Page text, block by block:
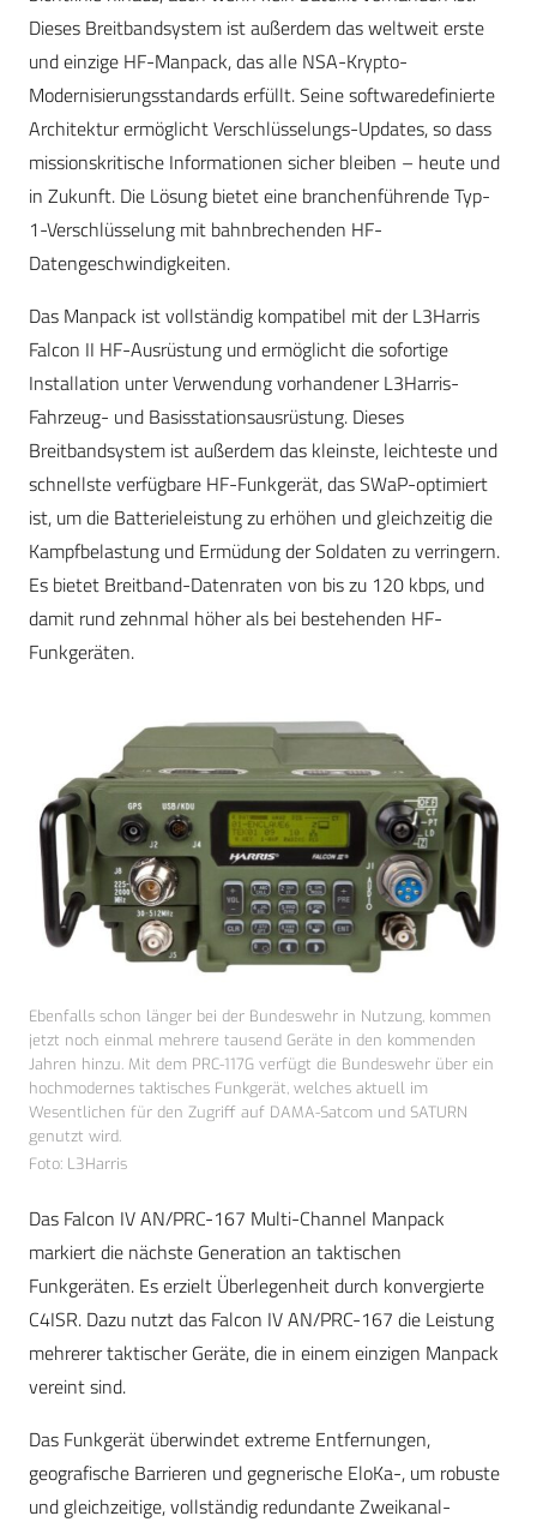
Dieses Breitbandsystem ist außerdem das weltweit erste
und einzige HF-Manpack, das alle NSA-Krypto-
Modernisierungsstandards erfüllt. Seine softwaredefinierte
Architektur ermöglicht Verschlüsselungs-Updates, so dass
missionskritische Informationen sicher bleiben – heute und
in Zukunft. Die Lösung bietet eine branchenführende Typ-
1-Verschlüsselung mit bahnbrechenden HF-
Datengeschwindigkeiten.
Das Manpack ist vollständig kompatibel mit der L3Harris
Falcon II HF-Ausrüstung und ermöglicht die sofortige
Installation unter Verwendung vorhandener L3Harris-
Fahrzeug- und Basisstationsausrüstung. Dieses
Breitbandsystem ist außerdem das kleinste, leichteste und
schnellste verfügbare HF-Funkgerät, das SWaP-optimiert
ist, um die Batterieleistung zu erhöhen und gleichzeitig die
Kampfbelastung und Ermüdung der Soldaten zu verringern.
Es bietet Breitband-Datenraten von bis zu 120 kbps, und
damit rund zehnmal höher als bei bestehenden HF-
Funkgeräten.
Ebenfalls schon länger bei der Bundeswehr in Nutzung, kommen
jetzt noch einmal mehrere tausend Geräte in den kommenden
Jahren hinzu. Mit dem PRC-117G verfügt die Bundeswehr über ein
hochmodernes taktisches Funkgerät, welches aktuell im
Wesentlichen für den Zugriff auf DAMA-Satcom und SATURN
genutzt wird.
Foto: L3Harris
Das Falcon IV AN/PRC-167 Multi-Channel Manpack
markiert die nächste Generation an taktischen
Funkgeräten. Es erzielt Überlegenheit durch konvergierte
C4ISR. Dazu nutzt das Falcon IV AN/PRC-167 die Leistung
mehrerer taktischer Geräte, die in einem einzigen Manpack
vereint sind.
Das Funkgerät überwindet extreme Entfernungen,
geografische Barrieren und gegnerische EloKa-, um robuste
und gleichzeitige, vollständig redundante Zweikanal-